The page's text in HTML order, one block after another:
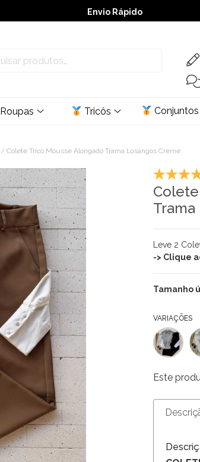
Envio Rápido
➚ Ofertas– Até 60% OFF
Roupas Tricôs Conjuntos
/ Colete Trico Mousse Alongado Trama Losangos Creme
Leve 2
-> Clique
Tamanho
VARIAÇÕES
Este